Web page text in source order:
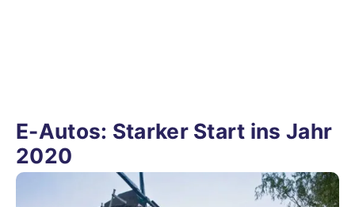
E-Autos: Starker Start ins Jahr
2020